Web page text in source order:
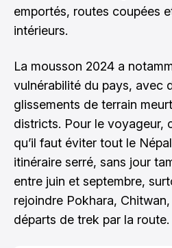
emportés, routes coupées
intérieurs.
La mousson 2024 a
vulnérabilité du pays, avec
glissements de terrain
districts. Pour le voyageur,
qu’il faut éviter tout le
itinéraire serré, sans jour
entre juin et septembre,
rejoindre Pokhara,
départs de trek par la route.